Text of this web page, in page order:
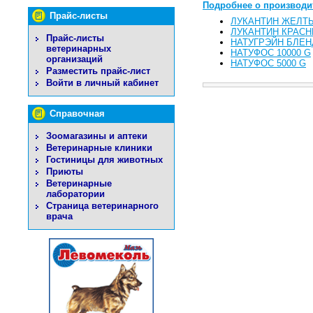
Прайс-листы
Прайс-листы
ветеринарных
организаций
Разместить прайс-лист
Войти в личный кабинет
Справочная
Зоомагазины и аптеки
Ветеринарные клиники
Гостиницы для животных
Приюты
Ветеринарные
лаборатории
Страница ветеринарного
врача
Подробнее о
ЛУКАНТИН
ЛУКАНТИН
НАТУГРЭЙН
НАТУФОС 10000 G
НАТУФОС 5000 G